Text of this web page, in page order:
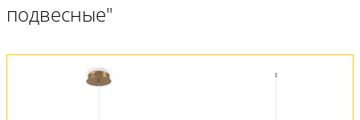
подвесные"